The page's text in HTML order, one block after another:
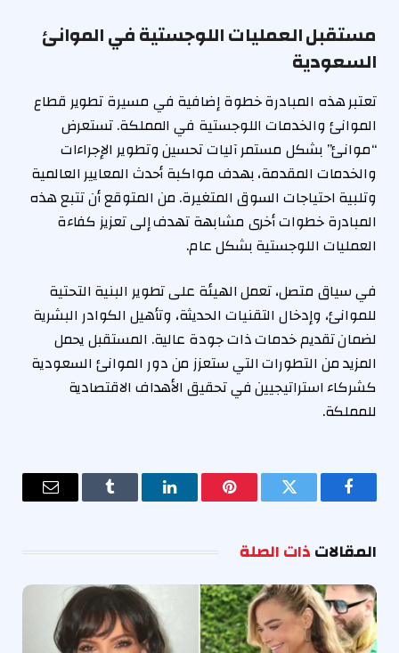
مستقبل العمليات اللوجستية في الموانئ
السعودية
تعتبر هذه المبادرة خطوة إضافية في مسيرة تطوير قطاع
الموانئ والخدمات اللوجستية في المملكة. تستعرض
“موانئ” بشكل مستمر آليات تحسين وتطوير الإجراءات
والخدمات المقدمة، بهدف مواكبة أحدث المعايير العالمية
وتلبية احتياجات السوق المتغيرة. من المتوقع أن تتبع هذه
المبادرة خطوات أخرى مشابهة تهدف إلى تعزيز كفاءة
العمليات اللوجستية بشكل عام.
في سياق متصل، تعمل الهيئة على تطوير البنية التحتية
للموانئ، وإدخال التقنيات الحديثة، وتأهيل الكوادر البشرية
لضمان تقديم خدمات ذات جودة عالية. المستقبل يحمل
المزيد من التطورات التي ستعزز من دور الموانئ السعودية
كشركاء استراتيجيين في تحقيق الأهداف الاقتصادية
للمملكة.
فيسبوك تويتر بينتيريستلينكدإن Tumblr
البريد
المقالاتذات الصلة